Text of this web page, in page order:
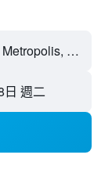
Rue des Marronniers - 里昂, Lyon Metropolis, 法國
日 週二